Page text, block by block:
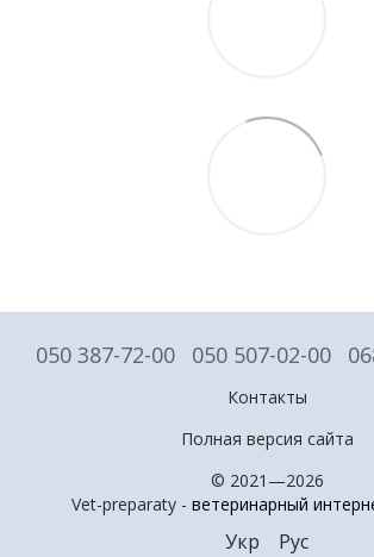
050 387-72-00 050 507-02-00
Контакты
Полная версия сайта
© 2021—2026
Vet-preparaty - ветеринарный
Укр Рус